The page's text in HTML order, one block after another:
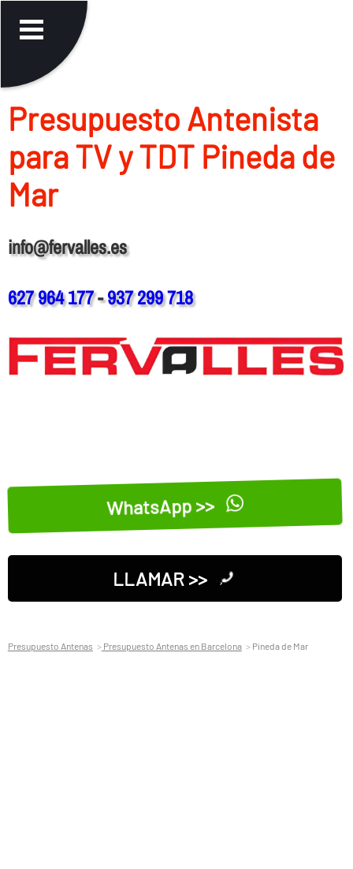
Presupuesto Antenista
para TV y TDT Pineda de
Mar
info@fervalles.es
627 964 177-937 299 718
WhatsApp >>
LLAMAR >>
Presupuesto Antenas Presupuesto Antenas en Barcelona Pineda de Mar